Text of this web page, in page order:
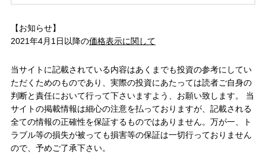
【お知らせ】
2021年4月1日以降の価格表示に関して
当サイトに記載されている内容はあくまでも投資の参考にしてい
ただくためのものであり、実際の投資にあたっては読者ご自身の
判断と責任において行って下さいますよう、お願い致します。 当
サイトの掲載情報は細心の注意を払っておりますが、記載される
全ての情報の正確性を保証するものではありません。万が一、ト
ラブル等の損失が被っても損害等の保証は一切行っておりません
ので、予めご了承下さい。